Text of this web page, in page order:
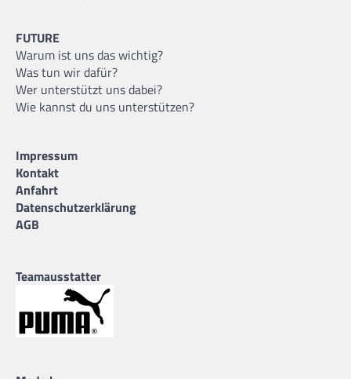
FUTURE
Warum ist uns das wichtig?
Was tun wir dafür?
Wer unterstützt uns dabei?
Wie kannst du uns unterstützen?
Impressum
Kontakt
Anfahrt
Datenschutzerklärung
AGB
Teamausstatter